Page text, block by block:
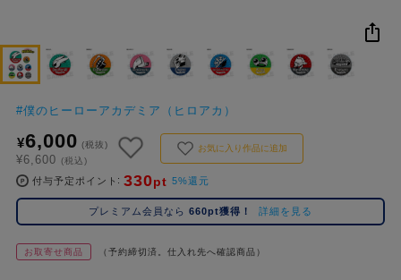
コ
レ
イ
ズ
注
#僕のヒーローアカデミア（ヒロアカ）
¥6,000 (税抜)
¥6,600 (税込)
お気に入り作品に追加
付与予定ポイント 330pt 5%還元
プレミアム会員なら 660pt獲得！ 詳細を見る
お取寄せ商品 （予約締切済。仕入れ先へ確認商品）